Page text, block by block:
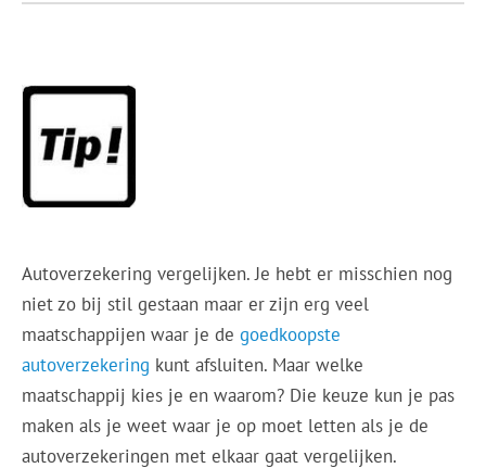
Autoverzekering vergelijken. Je hebt er misschien nog
niet zo bij stil gestaan maar er zijn erg veel
maatschappijen waar je degoedkoopste
autoverzekering kunt afsluiten. Maar welke
maatschappij kies je en waarom? Die keuze kun je pas
maken als je weet waar je op moet letten als je de
autoverzekeringen met elkaar gaat vergelijken.